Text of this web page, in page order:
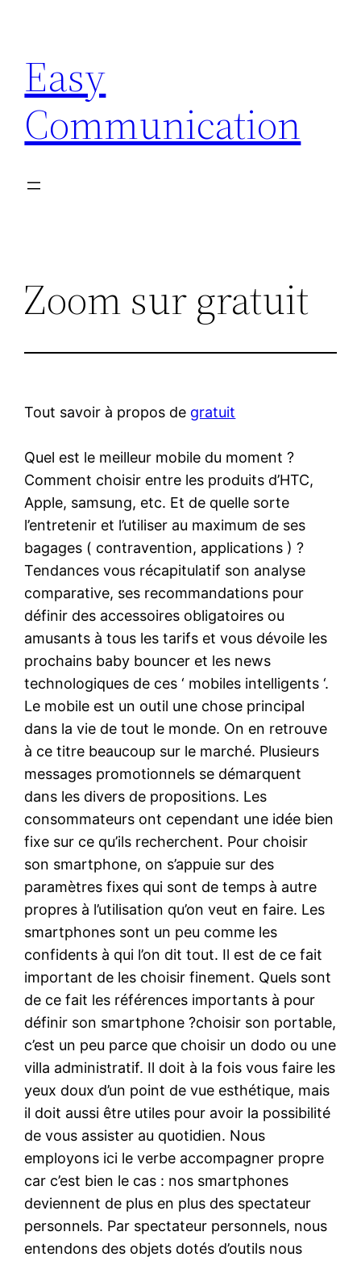
contenu
Easy
Communication
Zoom sur gratuit
Tout savoir à propos de gratuit
Quel est le meilleur mobile du moment ?
Comment choisir entre les produits d’HTC,
Apple, samsung, etc. Et de quelle sorte
l’entretenir et l’utiliser au maximum de ses
bagages ( contravention, applications ) ?
Tendances vous récapitulatif son analyse
comparative, ses recommandations pour
définir des accessoires obligatoires ou
amusants à tous les tarifs et vous dévoile les
prochains baby bouncer et les news
technologiques de ces ‘ mobiles intelligents ‘.
Le mobile est un outil une chose principal
dans la vie de tout le monde. On en retrouve
à ce titre beaucoup sur le marché. Plusieurs
messages promotionnels se démarquent
dans les divers de propositions. Les
consommateurs ont cependant une idée bien
fixe sur ce qu’ils recherchent. Pour choisir
son smartphone, on s’appuie sur des
paramètres fixes qui sont de temps à autre
propres à l’utilisation qu’on veut en faire. Les
smartphones sont un peu comme les
confidents à qui l’on dit tout. Il est de ce fait
important de les choisir finement. Quels sont
de ce fait les références importants à pour
définir son smartphone ?choisir son portable,
c’est un peu parce que choisir un dodo ou une
villa administratif. Il doit à la fois vous faire les
yeux doux d’un point de vue esthétique, mais
il doit aussi être utiles pour avoir la possibilité
de vous assister au quotidien. Nous
employons ici le verbe accompagner propre
car c’est bien le cas : nos smartphones
deviennent de plus en plus des spectateur
personnels. Par spectateur personnels, nous
entendons des objets dotés d’outils nous